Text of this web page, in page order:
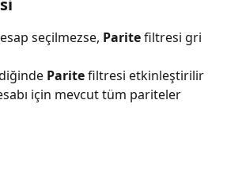
seçilmezse, Parite filtresi gri
Parite filtresi etkinleştirilir
için mevcut tüm pariteler